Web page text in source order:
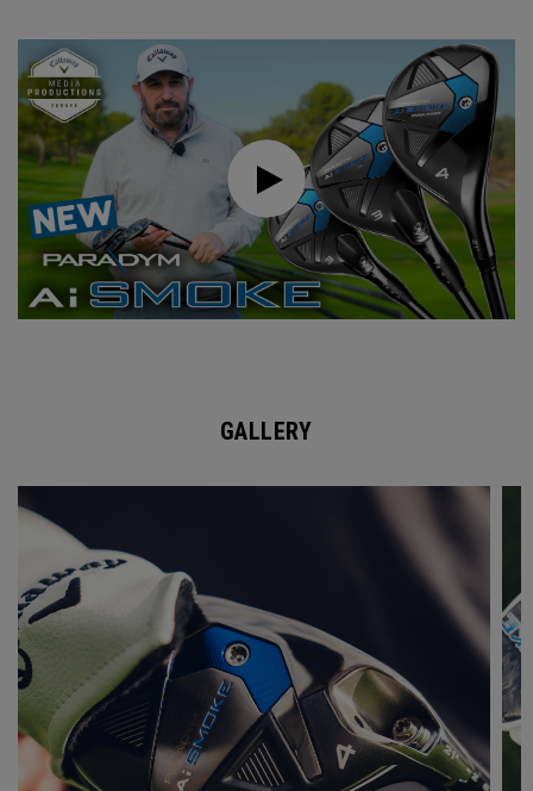
GALLERY